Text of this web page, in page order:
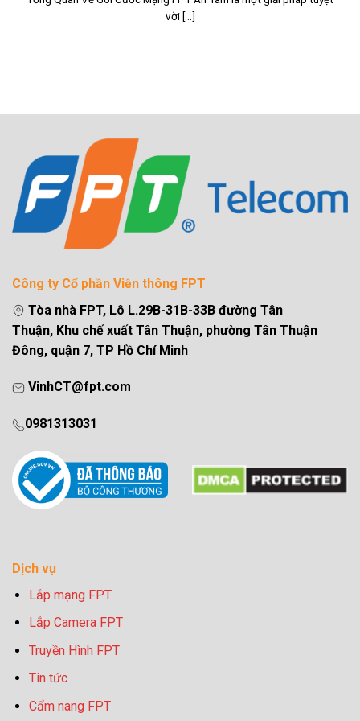
vời [...]
Công ty Cổ phần Viễn thông FPT
Tòa nhà FPT, Lô L.29B-31B-33B đường Tân
Thuận, Khu chế xuất Tân Thuận, phường Tân Thuận
Đông, quận 7, TP Hồ Chí Minh
VinhCT@fpt.com
0981313031
Dịch vụ
Lắp mạng FPT
Lắp Camera FPT
Truyền Hình FPT
Tin tức
Cẩm nang FPT